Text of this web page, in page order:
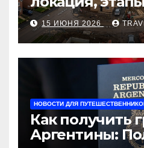
застройщика,
оформления
рыночные
15 ИЮНЯ 2026
НОВОСТИ ДЛЯ
Как получить
Аргентины: